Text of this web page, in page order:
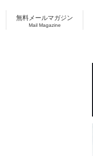
無料メールマガジン
Mail Magazine